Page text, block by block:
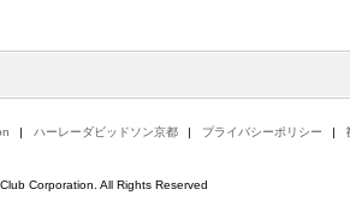
ハーレーダビッドソン京都 プライバシーポリシー
Corporation. All Rights Reserved